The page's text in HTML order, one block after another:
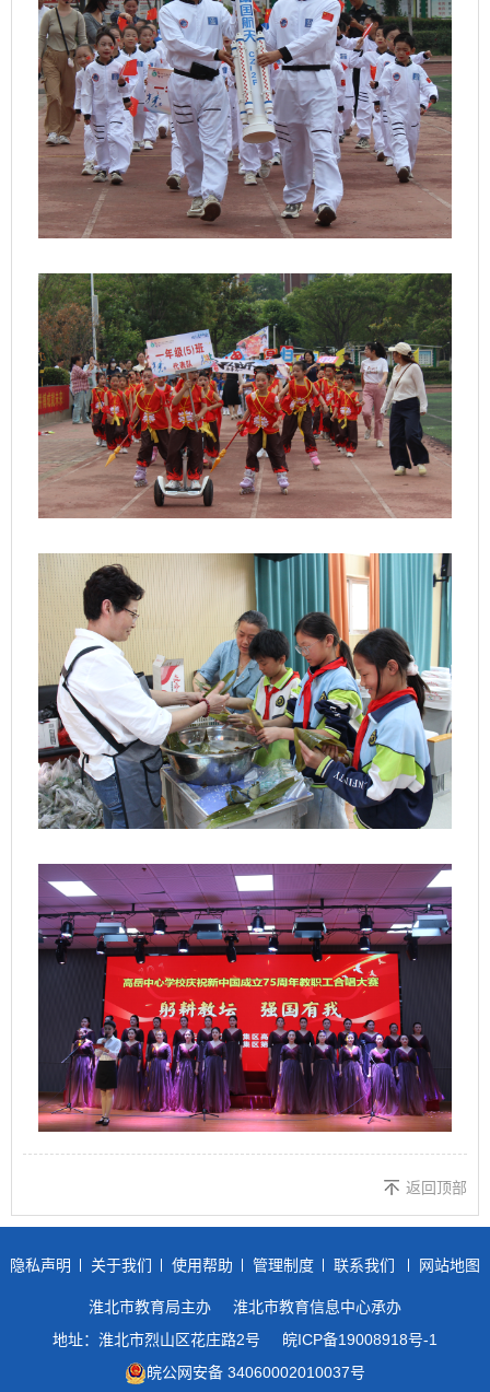
返回顶部
隐私声明 关于我们 使用帮助 管理制度 联系我们 网站地图
淮北市教育局主办
淮北市教育信息中心承办
地址：淮北市烈山区花庄路2号
皖ICP备19008918号-1
皖公网安备 34060002010037号